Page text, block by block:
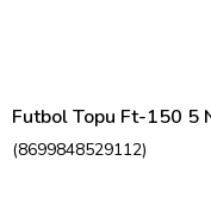
Futbol Topu Ft-150
(8699848529112)